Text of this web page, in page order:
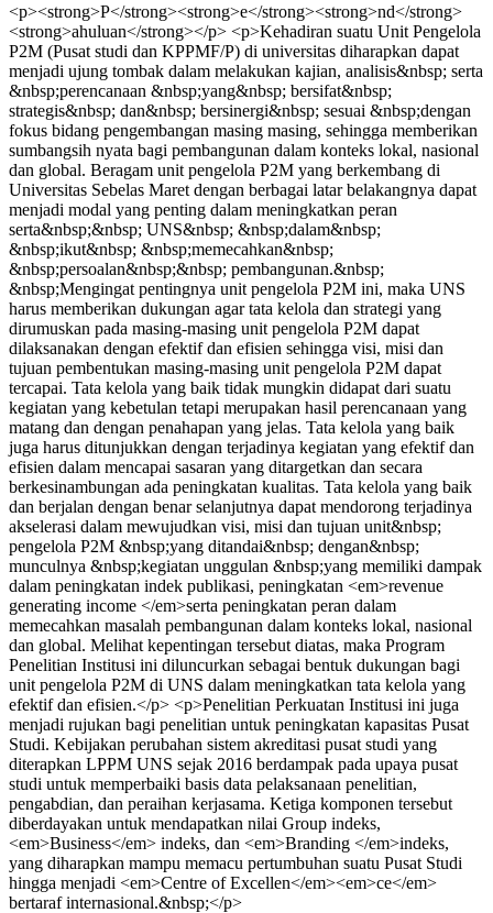
<p><strong>P</strong><strong>e</strong><strong>nd</strong>
<strong>ahuluan</strong></p> <p>Kehadiran suatu Unit Pengelola
P2M (Pusat studi dan KPPMF/P) di universitas diharapkan dapat
menjadi ujung tombak dalam melakukan kajian, analisis&nbsp; serta
&nbsp;perencanaan &nbsp;yang&nbsp; bersifat&nbsp;
strategis&nbsp; dan&nbsp; bersinergi&nbsp; sesuai &nbsp;dengan
fokus bidang pengembangan masing masing, sehingga memberikan
sumbangsih nyata bagi pembangunan dalam konteks lokal, nasional
dan global. Beragam unit pengelola P2M yang berkembang di
Universitas Sebelas Maret dengan berbagai latar belakangnya dapat
menjadi modal yang penting dalam meningkatkan peran
serta&nbsp;&nbsp; UNS&nbsp; &nbsp;dalam&nbsp;
&nbsp;ikut&nbsp; &nbsp;memecahkan&nbsp;
&nbsp;persoalan&nbsp;&nbsp; pembangunan.&nbsp;
&nbsp;Mengingat pentingnya unit pengelola P2M ini, maka UNS
harus memberikan dukungan agar tata kelola dan strategi yang
dirumuskan pada masing-masing unit pengelola P2M dapat
dilaksanakan dengan efektif dan efisien sehingga visi, misi dan
tujuan pembentukan masing-masing unit pengelola P2M dapat
tercapai. Tata kelola yang baik tidak mungkin didapat dari suatu
kegiatan yang kebetulan tetapi merupakan hasil perencanaan yang
matang dan dengan penahapan yang jelas. Tata kelola yang baik
juga harus ditunjukkan dengan terjadinya kegiatan yang efektif dan
efisien dalam mencapai sasaran yang ditargetkan dan secara
berkesinambungan ada peningkatan kualitas. Tata kelola yang baik
dan berjalan dengan benar selanjutnya dapat mendorong terjadinya
akselerasi dalam mewujudkan visi, misi dan tujuan unit&nbsp;
pengelola P2M &nbsp;yang ditandai&nbsp; dengan&nbsp;
munculnya &nbsp;kegiatan unggulan &nbsp;yang memiliki dampak
dalam peningkatan indek publikasi, peningkatan <em>revenue
generating income </em>serta peningkatan peran dalam
memecahkan masalah pembangunan dalam konteks lokal, nasional
dan global. Melihat kepentingan tersebut diatas, maka Program
Penelitian Institusi ini diluncurkan sebagai bentuk dukungan bagi
unit pengelola P2M di UNS dalam meningkatkan tata kelola yang
efektif dan efisien.</p> <p>Penelitian Perkuatan Institusi ini juga
menjadi rujukan bagi penelitian untuk peningkatan kapasitas Pusat
Studi. Kebijakan perubahan sistem akreditasi pusat studi yang
diterapkan LPPM UNS sejak 2016 berdampak pada upaya pusat
studi untuk memperbaiki basis data pelaksanaan penelitian,
pengabdian, dan peraihan kerjasama. Ketiga komponen tersebut
diberdayakan untuk mendapatkan nilai Group indeks,
<em>Business</em> indeks, dan <em>Branding </em>indeks,
yang diharapkan mampu memacu pertumbuhan suatu Pusat Studi
hingga menjadi <em>Centre of Excellen</em><em>ce</em>
bertaraf internasional.&nbsp;</p>